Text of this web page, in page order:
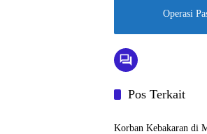
n
t
a
t
A
p
Operasi
Pos Terkait
Barito Kuala
Korban Kebakaran di